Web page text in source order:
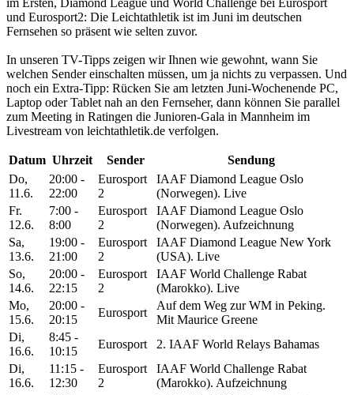
und Eurosport2: Die Leichtathletik ist im Juni im deutschen
Fernsehen so präsent wie selten zuvor.
In unseren TV-Tipps zeigen wir Ihnen wie gewohnt, wann Sie
welchen Sender einschalten müssen, um ja nichts zu verpassen. Und
noch ein Extra-Tipp: Rücken Sie am letzten Juni-Wochenende PC,
Laptop oder Tablet nah an den Fernseher, dann können Sie parallel
zum Meeting in Ratingen die Junioren-Gala in Mannheim im
Livestream von leichtathletik.de verfolgen.
Datum Uhrzeit Sender
Sendung
Do,
11.6.
20:00 -
22:00
Eurosport
2
IAAF Diamond League Oslo
(Norwegen). Live
Fr.
12.6.
7:00 -
8:00
Eurosport
2
IAAF Diamond League Oslo
(Norwegen). Aufzeichnung
Sa,
13.6.
19:00 -
21:00
Eurosport
2
IAAF Diamond League New York
(USA). Live
So,
14.6.
20:00 -
22:15
Eurosport
2
IAAF World Challenge Rabat
(Marokko). Live
Mo,
15.6.
20:00 -
20:15
Eurosport
Auf dem Weg zur WM in Peking.
Mit Maurice Greene
Di,
16.6.
8:45 -
10:15
Eurosport
2. IAAF World Relays Bahamas
Di,
16.6.
11:15 -
12:30
Eurosport
2
IAAF World Challenge Rabat
(Marokko). Aufzeichnung